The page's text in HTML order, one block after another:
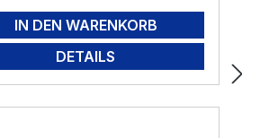
IN DEN WARENKORB
DETAILS